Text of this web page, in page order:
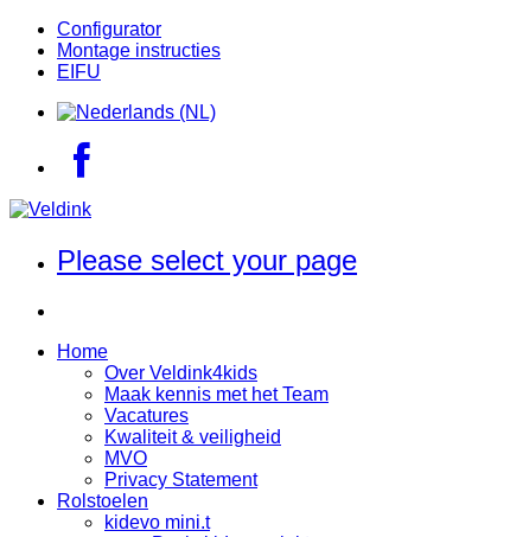
Configurator
Montage instructies
EIFU
Please select your page
Home
Over Veldink4kids
Maak kennis met het Team
Vacatures
Kwaliteit & veiligheid
MVO
Privacy Statement
Rolstoelen
kidevo mini.t